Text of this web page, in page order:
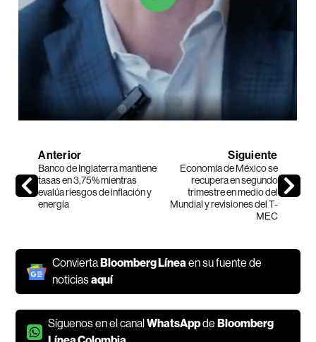
Anterior
Banco de Inglaterra mantiene
tasas en 3,75% mientras
evalúa riesgos de inflación y
energía
Siguiente
Economía de México se
recupera en segundo
trimestre en medio del
Mundial y revisiones del T-
MEC
Convierta Bloomberg Líneaen su fuente de
noticiasaquí
Síguenos en el canalWhatsAppde Bloomberg